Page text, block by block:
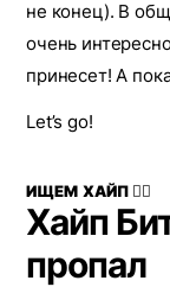
не конец). В
очень
принесет! А
Let’s go!
ИЩЕМ ХАЙП 🕵️‍♂️
Хайп
пропал